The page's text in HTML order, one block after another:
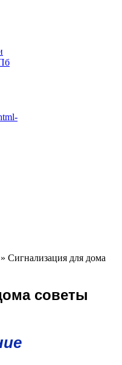
» Сигнализация для дома
советы